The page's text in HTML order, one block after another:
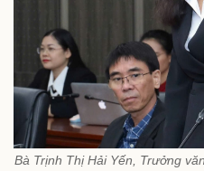
Bà Trịnh Thị Hải Yến, Trưởng